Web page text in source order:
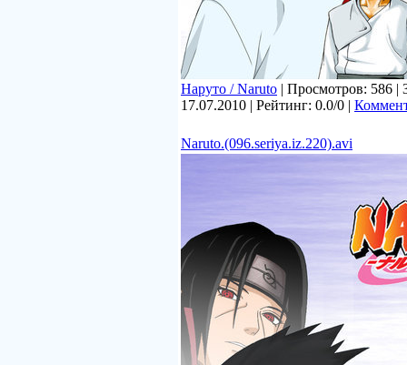
Наруто / Naruto | Просмотров: 586 |
17.07.2010 | Рейтинг: 0.0/0 |
Naruto.(096.seriya.iz.220).avi